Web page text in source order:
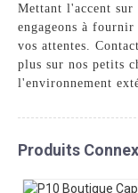
Mettant l'accent
engageons à
vos attentes.
plus sur nos petits
l'environnement
Produits